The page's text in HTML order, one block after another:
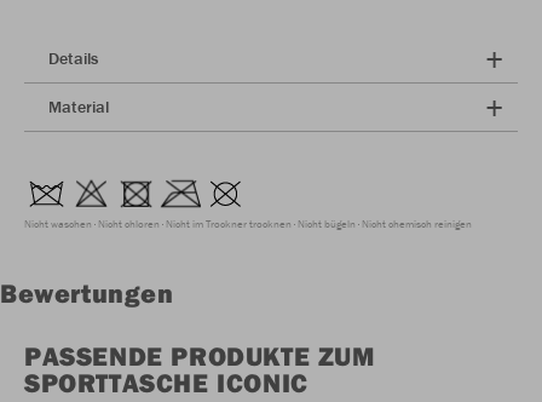
Details
Material
Nicht waschen Nicht chloren Nicht im Trockner trocknen Nicht bügeln Nicht chemisch reinigen
Bewertungen
PASSENDE PRODUKTE ZUM
SPORTTASCHE ICONIC